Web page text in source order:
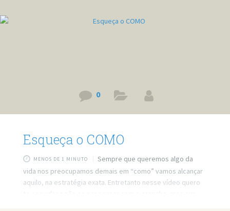
0
Esqueça o COMO
MENOS DE 1 MINUTO
Sempre que queremos algo da
vida nos preocupamos demais em “como” vamos alcançar
aquilo, na estratégia exata. Entretanto nesse vídeo quero